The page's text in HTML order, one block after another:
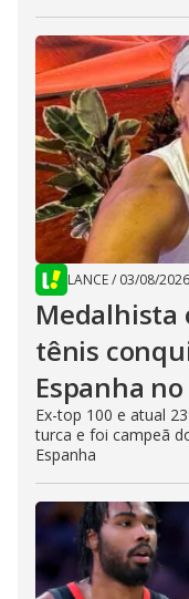
LANCE/ 03/08/2026
Medalhista
tênis
Espanha
Ex-top 100 e atual
turca e foi campeã
Espanha